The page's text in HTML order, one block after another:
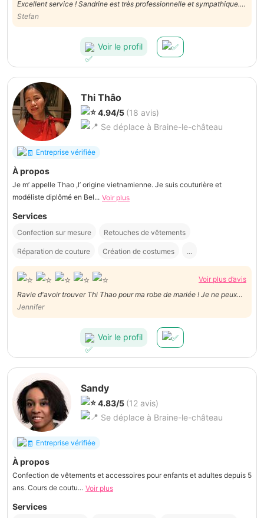
Excellent service ! Sandrine est très professionnelle et sympathique.
Je ferai appel de nouveau appel à elle pour tous nos besoins en
couture !
Stefan
Voir le profil
Thi Thâo
4.94/5 (18 avis)
Se déplace à Braine-le-château
Entreprise vérifiée
À propos
Je m’ appelle Thao ,l’ origine vietnamienne. Je suis couturière et
modéliste diplômé en Bel... Voir plus
Services
Confection sur mesure Retouches de vêtements
Réparation de couture Création de costumes ...
Voir plus d’avis
Ravie d'avoir trouver Thi Thao pour ma robe de mariée ! Je ne peux
que recommander cette talentueuse couturière. Elle a été à l'écoute
des moindres détails. Très professionnelle et très minutieuse. Encore
Jennifer
Voir le profil
Sandy
4.83/5 (12 avis)
Se déplace à Braine-le-château
Entreprise vérifiée
À propos
Confection de vêtements et accessoires pour enfants et adultes depuis 5
ans. Cours de coutu... Voir plus
Services